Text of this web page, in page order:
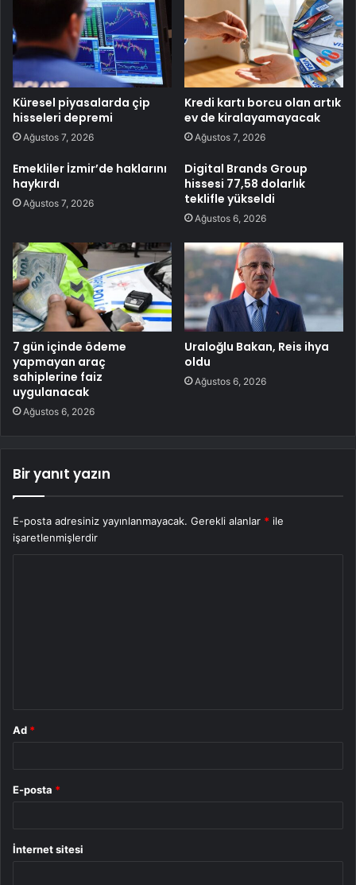
Küresel piyasalarda çip
hisseleri depremi
Ağustos 7, 2026
Kredi kartı borcu olan artık
ev de kiralayamayacak
Ağustos 7, 2026
Emekliler İzmir’de haklarını
haykırdı
Ağustos 7, 2026
Digital Brands Group
hissesi 77,58 dolarlık
teklifle yükseldi
Ağustos 6, 2026
7 gün içinde ödeme
yapmayan araç
sahiplerine faiz
uygulanacak
Ağustos 6, 2026
Uraloğlu Bakan, Reis ihya
oldu
Ağustos 6, 2026
Bir yanıt yazın
E-posta adresiniz yayınlanmayacak. Gerekli alanlar * ile
işaretlenmişlerdir
Ad *
E-posta *
İnternet sitesi